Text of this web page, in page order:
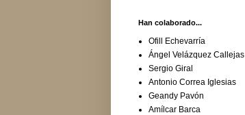
Han colaborado...
Ofill Echevarría
Ángel Velázquez Callejas
Sergio Giral
Antonio Correa Iglesias
Geandy Pavón
Amílcar Barca